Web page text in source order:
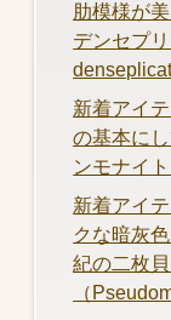
肋模様が
デンセプ
新着アイ
の基本に
ンモナイ
新着アイ
クな暗灰
紀の二枚
（